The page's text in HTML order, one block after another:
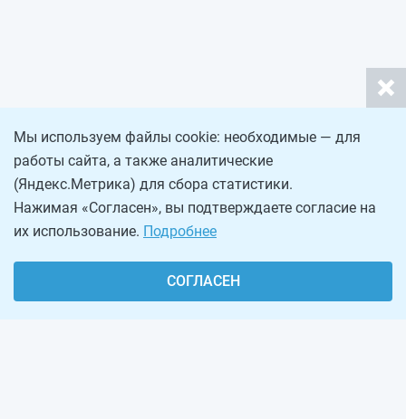
Мы используем файлы cookie: необходимые — для
работы сайта, а также аналитические
(Яндекс.Метрика) для сбора статистики.
Нажимая «Согласен», вы подтверждаете согласие на
их использование. Подробнее
СОГЛАСЕН